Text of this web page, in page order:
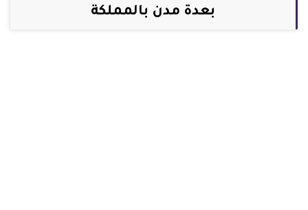
بعدة مدن بالمملكة